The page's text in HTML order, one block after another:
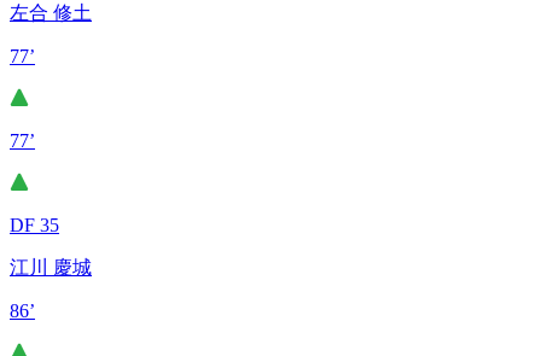
左合 修土
77’
77’
DF 35
江川 慶城
86’